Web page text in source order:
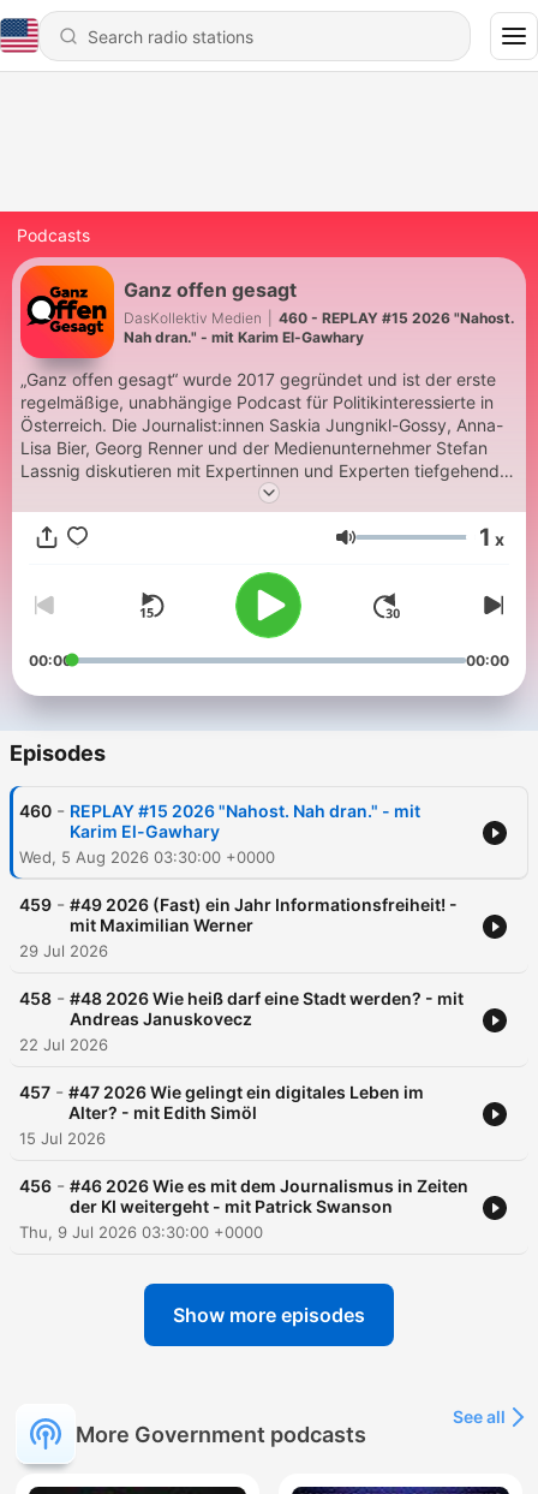
Podcasts
Ganz offen gesagt
DasKollektiv Medien
460 - REPLAY #15 2026 "Nahost.
Nah dran." - mit Karim El-Gawhary
„Ganz offen gesagt“ wurde 2017 gegründet und ist der erste
regelmäßige, unabhängige Podcast für Politikinteressierte in
Österreich. Die Journalist:innen Saskia Jungnikl-Gossy, Anna-
Lisa Bier, Georg Renner und der Medienunternehmer Stefan
Lassnig diskutieren mit Expertinnen und Experten tiefgehend
und konstruktiv über Politik, Wirtschaft und Gesellschaft. „Ganz
offen gesagt“ ist unabhängig, transparent und rein subjektiv.
Feedback bitte an redaktion@ganzoffengesagt.at
Volume 1 x
00:00 00:00
Episodes
460 - REPLAY #15 2026 "Nahost. Nah dran." - mit
Karim El-Gawhary
Wed, 5 Aug 2026 03:30:00 +0000
459 - #49 2026 (Fast) ein Jahr Informationsfreiheit! -
mit Maximilian Werner
29 Jul 2026
458 - #48 2026 Wie heiß darf eine Stadt werden? - mit
Andreas Januskovecz
22 Jul 2026
457 - #47 2026 Wie gelingt ein digitales Leben im
Alter? - mit Edith Simöl
15 Jul 2026
456 - #46 2026 Wie es mit dem Journalismus in Zeiten
der KI weitergeht - mit Patrick Swanson
Thu, 9 Jul 2026 03:30:00 +0000
Show more episodes
More Government podcasts
See all